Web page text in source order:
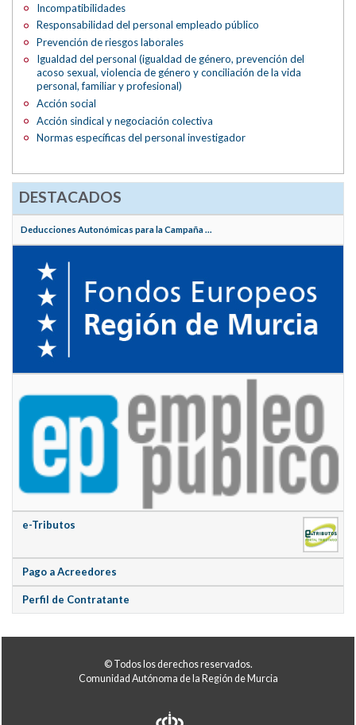
Incompatibilidades
Responsabilidad del personal empleado público
Prevención de riesgos laborales
Igualdad del personal (igualdad de género, prevención del
acoso sexual, violencia de género y conciliación de la vida
personal, familiar y profesional)
Acción social
Acción sindical y negociación colectiva
Normas específicas del personal investigador
DESTACADOS
Deducciones Autonómicas para la Campaña ...
e-Tributos
Pago a Acreedores
Perfil de Contratante
© Todos los derechos reservados.
Comunidad Autónoma de la Región de Murcia